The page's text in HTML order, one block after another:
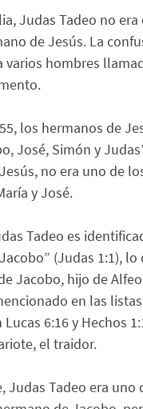
Judas Tadeo no
de Jesús. La
varios hombres
los hermanos de
José, Simón y
no era uno de
y José.
Tadeo es
(Judas 1:1), lo
Jacobo, hijo de
en las
6:16 y Hechos
el traidor.
Judas Tadeo era uno